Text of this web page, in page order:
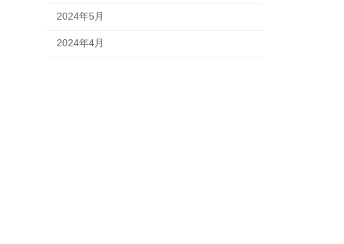
2024年5月
2024年4月